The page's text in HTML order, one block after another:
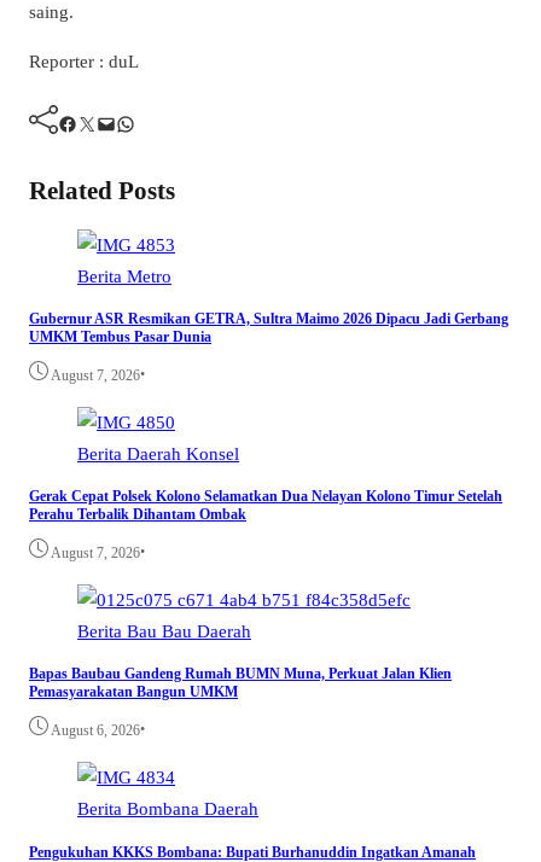
saing.
Reporter : duL
Facebook Twitter Mail WhatsApp
Related Posts
Berita Metro
Gubernur ASR Resmikan GETRA, Sultra Maimo 2026 Dipacu Jadi Gerbang
UMKM Tembus Pasar Dunia
August 7, 2026•
Berita Daerah Konsel
Gerak Cepat Polsek Kolono Selamatkan Dua Nelayan Kolono Timur Setelah
Perahu Terbalik Dihantam Ombak
August 7, 2026•
Berita Bau Bau Daerah
Bapas Baubau Gandeng Rumah BUMN Muna, Perkuat Jalan Klien
Pemasyarakatan Bangun UMKM
August 6, 2026•
Berita Bombana Daerah
Pengukuhan KKKS Bombana: Bupati Burhanuddin Ingatkan Amanah